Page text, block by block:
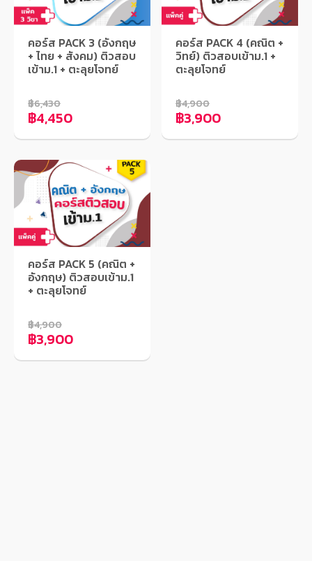
คอร์ส PACK 3 (อังกฤษ
+ ไทย + สังคม) ติวสอบ
เข้าม.1 + ตะลุยโจทย์
฿6,430
฿4,450
คอร์ส PACK 4 (คณิต +
วิทย์) ติวสอบเข้าม.1 +
ตะลุยโจทย์
฿4,900
฿3,900
คอร์ส PACK 5 (คณิต +
อังกฤษ) ติวสอบเข้าม.1
+ ตะลุยโจทย์
฿4,900
฿3,900